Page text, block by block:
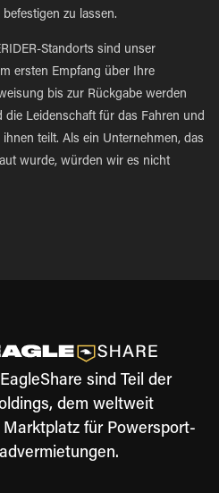
zu lassen.
Standorts sind unser
ersten Empfang über Ihre
bis zur Rückgabe werden
die Leidenschaft für das Fahren und
teilt. Als ein Unternehmen, das
wurde, würden wir es nicht
sind Teil der
dem weltweit
für Powersport-